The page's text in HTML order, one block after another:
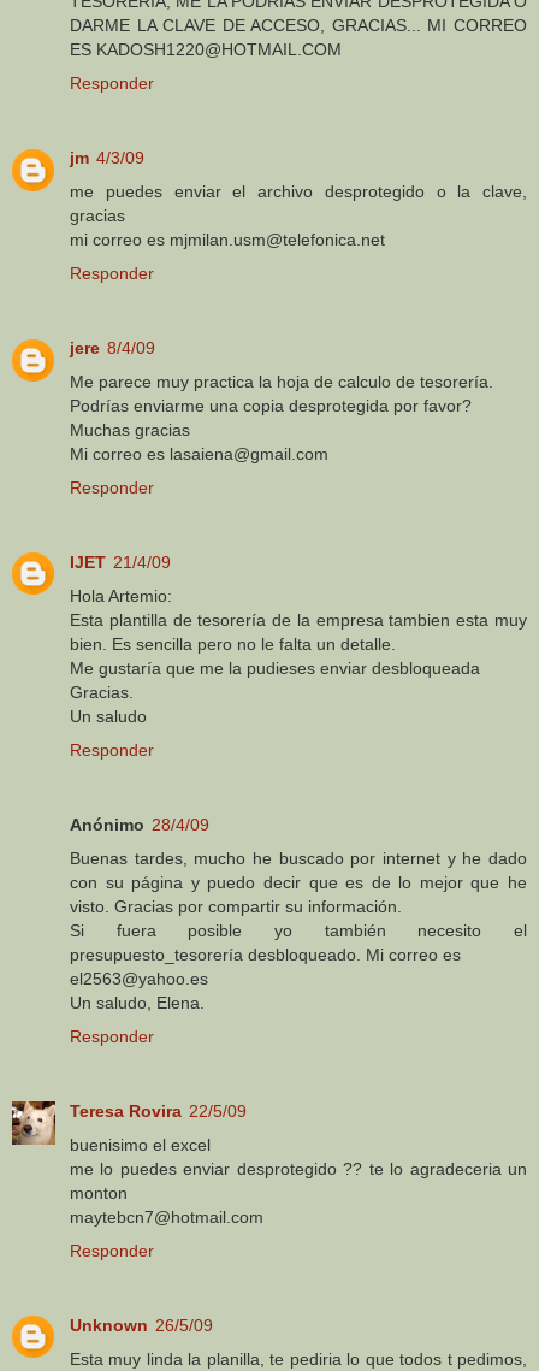
DARME LA CLAVE DE ACCESO, GRACIAS... MI CORREO
ES KADOSH1220@HOTMAIL.COM
Responder
jm 4/3/09
me puedes enviar el archivo desprotegido o la clave,
gracias
mi correo es mjmilan.usm@telefonica.net
Responder
jere 8/4/09
Me parece muy practica la hoja de calculo de tesorería.
Podrías enviarme una copia desprotegida por favor?
Muchas gracias
Mi correo es lasaiena@gmail.com
Responder
IJET 21/4/09
Hola Artemio:
Esta plantilla de tesorería de la empresa tambien esta muy
bien. Es sencilla pero no le falta un detalle.
Me gustaría que me la pudieses enviar desbloqueada
Gracias.
Un saludo
Responder
Anónimo 28/4/09
Buenas tardes, mucho he buscado por internet y he dado
con su página y puedo decir que es de lo mejor que he
visto. Gracias por compartir su información.
Si fuera posible yo también necesito el
presupuesto_tesorería desbloqueado. Mi correo es
el2563@yahoo.es
Un saludo, Elena.
Responder
Teresa Rovira 22/5/09
buenisimo el excel
me lo puedes enviar desprotegido ?? te lo agradeceria un
monton
maytebcn7@hotmail.com
Responder
Unknown 26/5/09
Esta muy linda la planilla, te pediria lo que todos t pedimos,